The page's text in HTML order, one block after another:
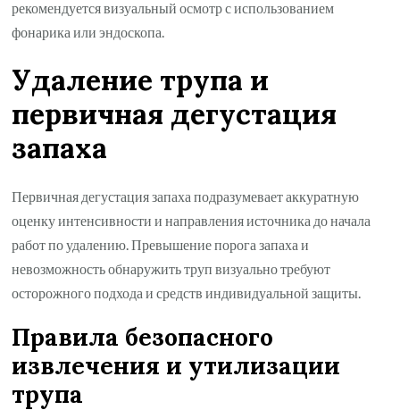
рекомендуется визуальный осмотр с использованием
фонарика или эндоскопа.
Удаление трупа и
первичная дегустация
запаха
Первичная дегустация запаха подразумевает аккуратную
оценку интенсивности и направления источника до начала
работ по удалению. Превышение порога запаха и
невозможность обнаружить труп визуально требуют
осторожного подхода и средств индивидуальной защиты.
Правила безопасного
извлечения и утилизации
трупа